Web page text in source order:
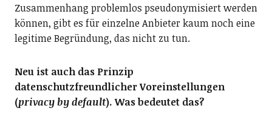
Zusammenhang problemlos pseudonymisiert werden
können, gibt es für einzelne Anbieter kaum noch eine
legitime Begründung, das nicht zu tun.
Neu ist auch das Prinzip
datenschutzfreundlicher Voreinstellungen
(privacy by default). Was bedeutet das?